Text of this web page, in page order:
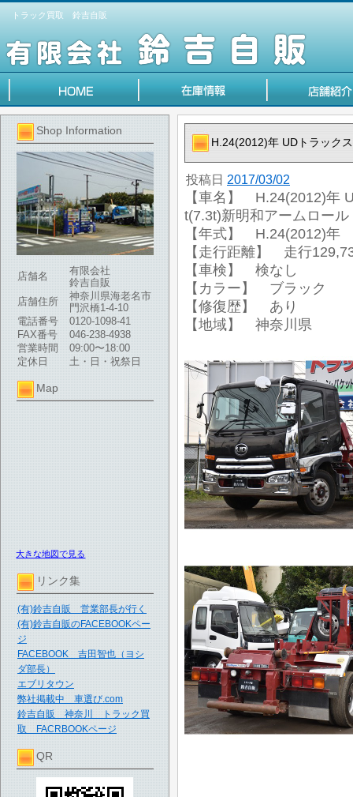
トラック買取 鈴吉自販
Shop Information
店舗名
有限会社
鈴吉自販
店舗住所
神奈川県海老名市
門沢橋1-4-10
電話番号
0120-1098-41
FAX番号
046-238-4938
営業時間
09:00〜18:00
定休日
土・日・祝祭日
Map
大きな地図で見る
リンク集
(有)鈴吉自販 営業部長が行く
(有)鈴吉自販のFACEBOOKペー
ジ
FACEBOOK 吉田智也（ヨシ
ダ部長）
エブリタウン
弊社掲載中 車選び.com
鈴吉自販 神奈川 トラック買
取 FACRBOOKページ
QR
H.24(2012)年 UDトラック
投稿日 2017/03/02
【車名】 H.24(2012)年
t(7.3t)新明和アームロール
【年式】 H.24(2012)年
【走行距離】 走行
【車検】 検なし
【カラー】 ブラック
【修復歴】 あり
【地域】 神奈川県